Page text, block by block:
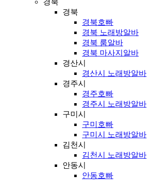
경북
경북
경북호빠
경북 노래방알바
경북 룸알바
경북 마사지알바
경산시
경산시 노래방알바
경주시
경주호빠
경주시 노래방알바
구미시
구미호빠
구미시 노래방알바
김천시
김천시 노래방알바
안동시
안동호빠